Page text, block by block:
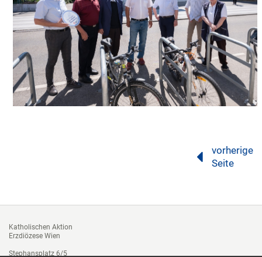
vorherige
Seite
Katholischen Aktion
Erzdiözese Wien
Stephansplatz 6/5